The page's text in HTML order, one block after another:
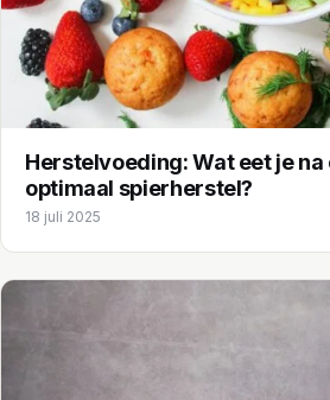
Herstelvoeding: Wat eet je na
optimaal spierherstel?
18 juli 2025